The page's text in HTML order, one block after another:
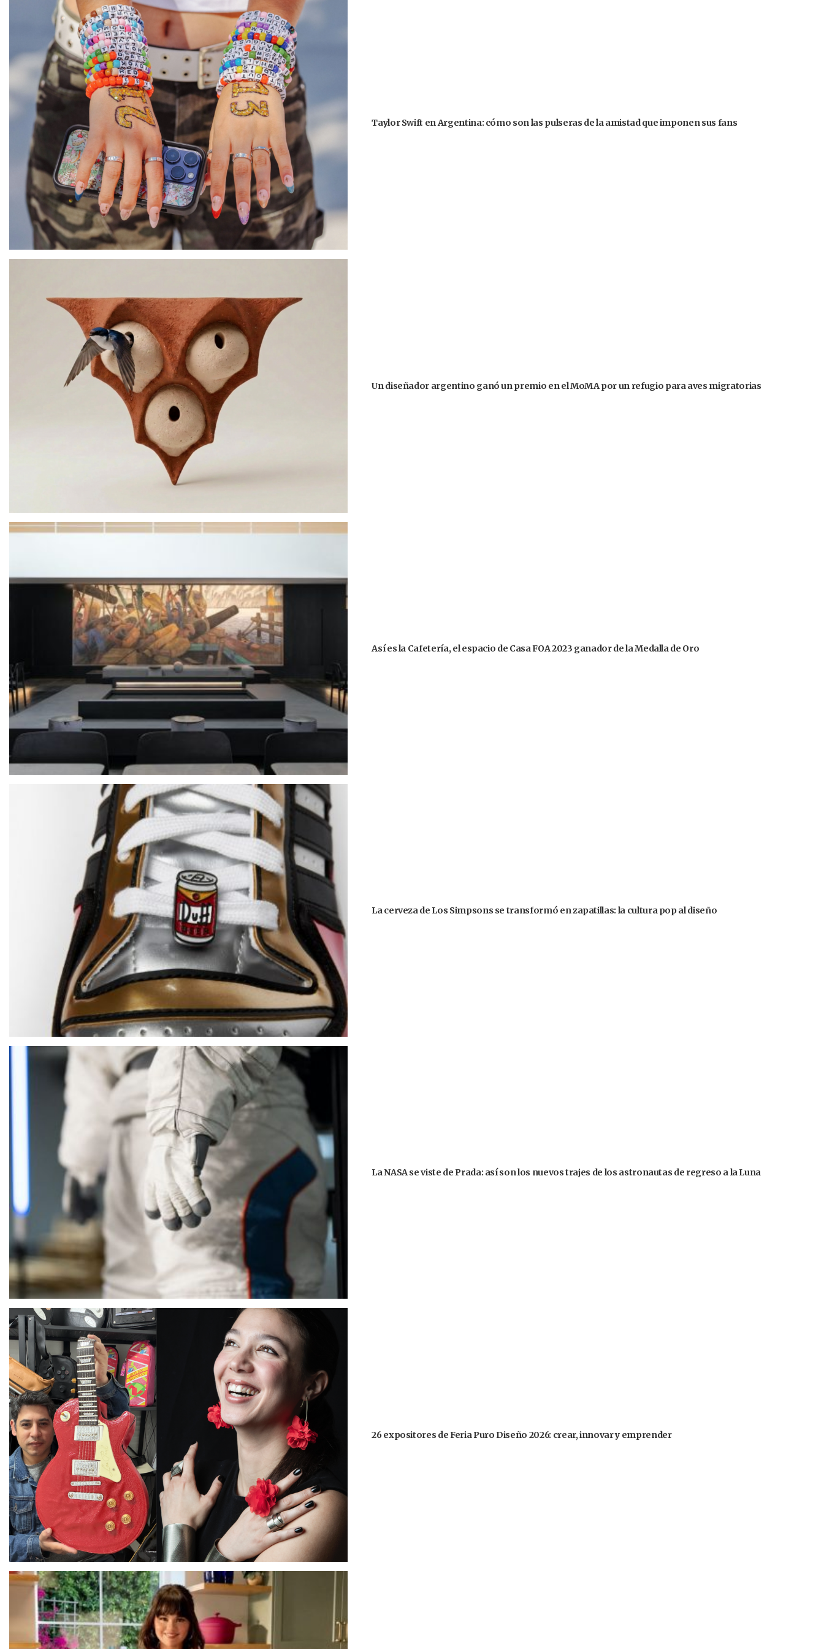
Taylor Swift en Argentina: cómo son las pulseras de la amistad que imponen sus fans
Un diseñador argentino ganó un premio en el MoMA por un refugio para aves migratorias
Así es la Cafetería, el espacio de Casa FOA 2023 ganador de la Medalla de Oro
La cerveza de Los Simpsons se transformó en zapatillas: la cultura pop al diseño
La NASA se viste de Prada: así son los nuevos trajes de los astronautas de regreso a la Luna
26 expositores de Feria Puro Diseño 2026: crear, innovar y emprender